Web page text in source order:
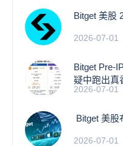
Bitget 美股
2026-07-01
Bitget Pre-
疑中跑出真
2026-07-01
Bitget 美股
2026-07-01